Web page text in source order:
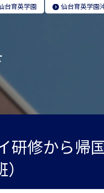
台育英学園 仙台育英学園
研修から帰